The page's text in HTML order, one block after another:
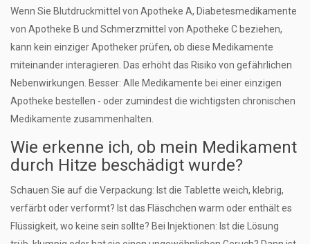
Wenn Sie Blutdruckmittel von Apotheke A, Diabetesmedikamente
von Apotheke B und Schmerzmittel von Apotheke C beziehen,
kann kein einziger Apotheker prüfen, ob diese Medikamente
miteinander interagieren. Das erhöht das Risiko von gefährlichen
Nebenwirkungen. Besser: Alle Medikamente bei einer einzigen
Apotheke bestellen - oder zumindest die wichtigsten chronischen
Medikamente zusammenhalten.
Wie erkenne ich, ob mein Medikament
durch Hitze beschädigt wurde?
Schauen Sie auf die Verpackung: Ist die Tablette weich, klebrig,
verfärbt oder verformt? Ist das Fläschchen warm oder enthält es
Flüssigkeit, wo keine sein sollte? Bei Injektionen: Ist die Lösung